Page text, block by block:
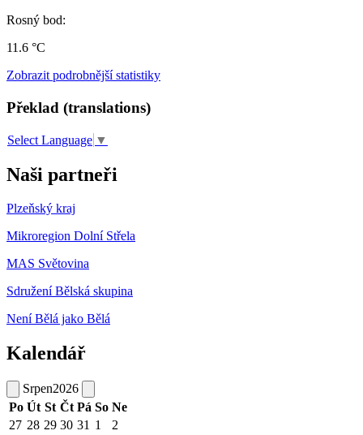
Rosný bod:
11.6 °C
Zobrazit podrobnější statistiky
Překlad (translations)
Select Language ▼
Naši partneři
Plzeňský kraj
Mikroregion Dolní Střela
MAS Světovina
Sdružení Bělská skupina
Není Bělá jako Bělá
Kalendář
Srpen2026
Po Út St Čt Pá So Ne
27 28 29 30 31 1
2